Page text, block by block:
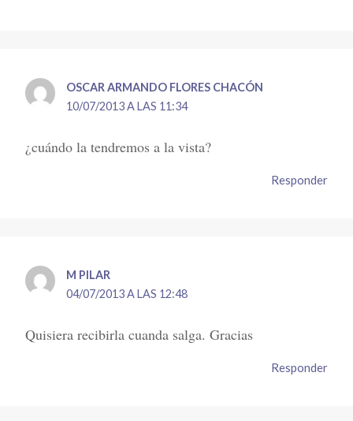
OSCAR ARMANDO FLORES CHACÓN
10/07/2013 A LAS 11:34
¿cuándo la tendremos a la vista?
Responder
M PILAR
04/07/2013 A LAS 12:48
Quisiera recibirla cuanda salga. Gracias
Responder